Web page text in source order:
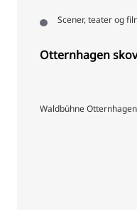
Scener, teater og
Otternhagen
Waldbühne